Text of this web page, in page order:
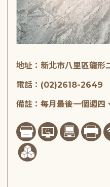
地址：新北市八里區龍形
電話：(02)2618-2649
備註：每月最後一個週四